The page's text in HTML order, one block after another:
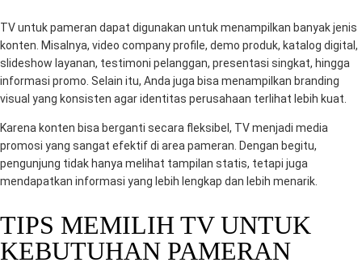
TV untuk pameran dapat digunakan untuk menampilkan banyak jenis
konten. Misalnya, video company profile, demo produk, katalog digital,
slideshow layanan, testimoni pelanggan, presentasi singkat, hingga
informasi promo. Selain itu, Anda juga bisa menampilkan branding
visual yang konsisten agar identitas perusahaan terlihat lebih kuat.
Karena konten bisa berganti secara fleksibel, TV menjadi media
promosi yang sangat efektif di area pameran. Dengan begitu,
pengunjung tidak hanya melihat tampilan statis, tetapi juga
mendapatkan informasi yang lebih lengkap dan lebih menarik.
TIPS MEMILIH TV UNTUK
KEBUTUHAN PAMERAN